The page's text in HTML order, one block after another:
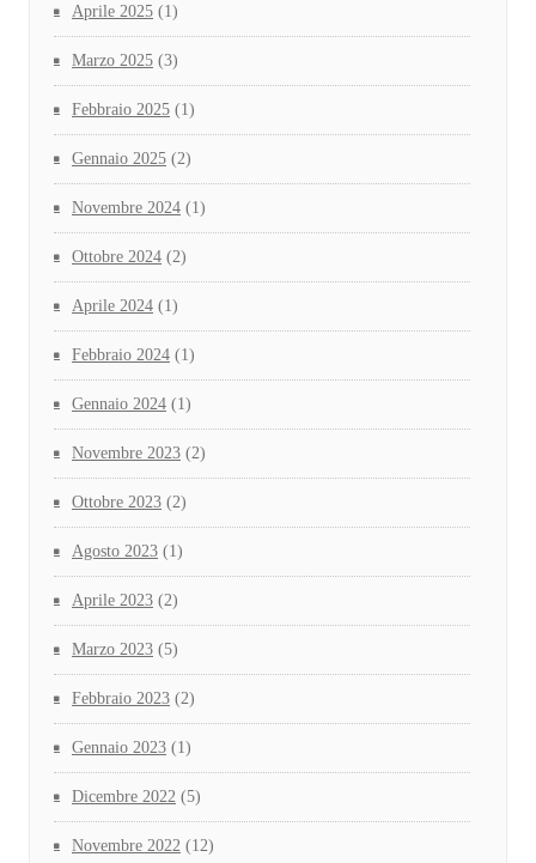
Aprile 2025 (1)
Marzo 2025 (3)
Febbraio 2025 (1)
Gennaio 2025 (2)
Novembre 2024 (1)
Ottobre 2024 (2)
Aprile 2024 (1)
Febbraio 2024 (1)
Gennaio 2024 (1)
Novembre 2023 (2)
Ottobre 2023 (2)
Agosto 2023 (1)
Aprile 2023 (2)
Marzo 2023 (5)
Febbraio 2023 (2)
Gennaio 2023 (1)
Dicembre 2022 (5)
Novembre 2022 (12)